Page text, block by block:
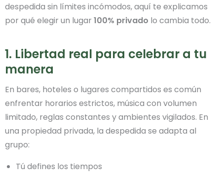
despedida sin límites incómodos, aquí te explicamos
por qué elegir un lugar 100% privado lo cambia todo.
1. Libertad real para celebrar a tu
manera
En bares, hoteles o lugares compartidos es común
enfrentar horarios estrictos, música con volumen
limitado, reglas constantes y ambientes vigilados. En
una propiedad privada, la despedida se adapta al
grupo:
Tú defines los tiempos